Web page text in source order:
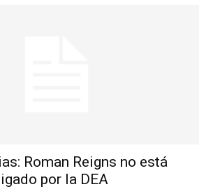
Roman Reigns no está
por la DEA